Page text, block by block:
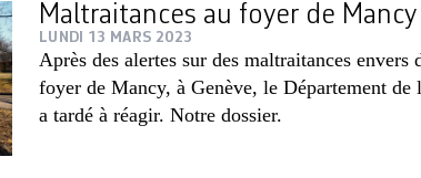
Maltraitances au foyer de
LUNDI 13 MARS 2023
Après des alertes sur des maltraitances envers
foyer de Mancy, à Genève, le Département
a tardé à réagir. Notre dossier.